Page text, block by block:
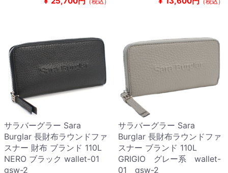
サラバーグラー Sara
Burglar 長財布ラウンドファ
スナー 財布 ブランド 110L
NERO ブラック wallet-01
gsw-2
サラバーグラー Sara
Burglar 長財布ラウンドファ
スナー ブランド 110L
GRIGIO グレー系 wallet-
01 gsw-2